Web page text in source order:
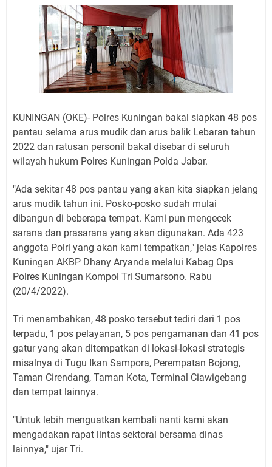
Nobar Final Piala Presiden 2026 Bersama Kebo Bule
Warga Mulai Kesulitan Air Bersih Akibat Kekeringan,
Polres Kuningan dan PAM Tirta Kamuning Salurakan
12 Ribu Liter
Uniku Jadi Tuan Rumah Pendampingan Penyusunan
Info Sembako di Pasar Kepuh Kuningan Kamis 6
Agustus 2026, Daging Naik, Telur Turun
Agenda Kegiatan Bupati Kuningan Jumat 7 Agustus
Ini Empat Lokasi Samsat Keliling Kuningan Jumat 7
Agustus 2026
KUNINGAN (OKE)- Polres Kuningan bakal siapkan 48 pos
pantau selama arus mudik dan arus balik Lebaran tahun
2022 dan ratusan personil bakal disebar di seluruh
wilayah hukum Polres Kuningan Polda Jabar.
"Ada sekitar 48 pos pantau yang akan kita siapkan jelang
arus mudik tahun ini. Posko-posko sudah mulai
dibangun di beberapa tempat. Kami pun mengecek
sarana dan prasarana yang akan digunakan. Ada 423
anggota Polri yang akan kami tempatkan," jelas Kapolres
Kuningan AKBP Dhany Aryanda melalui Kabag Ops
Polres Kuningan Kompol Tri Sumarsono. Rabu
(20/4/2022).
Tri menambahkan, 48 posko tersebut tediri dari 1 pos
terpadu, 1 pos pelayanan, 5 pos pengamanan dan 41 pos
gatur yang akan ditempatkan di lokasi-lokasi strategis
misalnya di Tugu Ikan Sampora, Perempatan Bojong,
Taman Cirendang, Taman Kota, Terminal Ciawigebang
dan tempat lainnya.
"Untuk lebih menguatkan kembali nanti kami akan
mengadakan rapat lintas sektoral bersama dinas
lainnya," ujar Tri.